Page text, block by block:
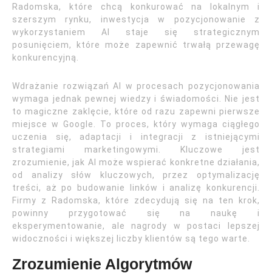
Radomska, które chcą konkurować na lokalnym i
szerszym rynku, inwestycja w pozycjonowanie z
wykorzystaniem AI staje się strategicznym
posunięciem, które może zapewnić trwałą przewagę
konkurencyjną.
Wdrażanie rozwiązań AI w procesach pozycjonowania
wymaga jednak pewnej wiedzy i świadomości. Nie jest
to magiczne zaklęcie, które od razu zapewni pierwsze
miejsce w Google. To proces, który wymaga ciągłego
uczenia się, adaptacji i integracji z istniejącymi
strategiami marketingowymi. Kluczowe jest
zrozumienie, jak AI może wspierać konkretne działania,
od analizy słów kluczowych, przez optymalizację
treści, aż po budowanie linków i analizę konkurencji.
Firmy z Radomska, które zdecydują się na ten krok,
powinny przygotować się na naukę i
eksperymentowanie, ale nagrody w postaci lepszej
widoczności i większej liczby klientów są tego warte.
Zrozumienie Algorytmów